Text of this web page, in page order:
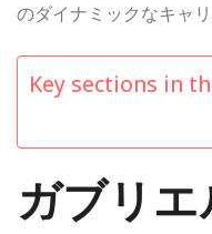
のダイナミックなキャ
Key sections in
ガブリ